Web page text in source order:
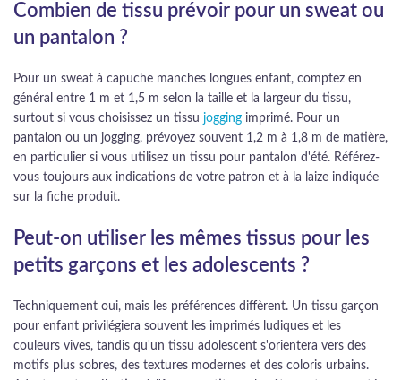
Combien de tissu prévoir pour un sweat ou
un pantalon ?
Pour un sweat à capuche manches longues enfant, comptez en
général entre 1 m et 1,5 m selon la taille et la largeur du tissu,
surtout si vous choisissez un tissu jogging imprimé. Pour un
pantalon ou un jogging, prévoyez souvent 1,2 m à 1,8 m de matière,
en particulier si vous utilisez un tissu pour pantalon d'été. Référez-
vous toujours aux indications de votre patron et à la laize indiquée
sur la fiche produit.
Peut-on utiliser les mêmes tissus pour les
petits garçons et les adolescents ?
Techniquement oui, mais les préférences diffèrent. Un tissu garçon
pour enfant privilégiera souvent les imprimés ludiques et les
couleurs vives, tandis qu'un tissu adolescent s'orientera vers des
motifs plus sobres, des textures modernes et des coloris urbains.